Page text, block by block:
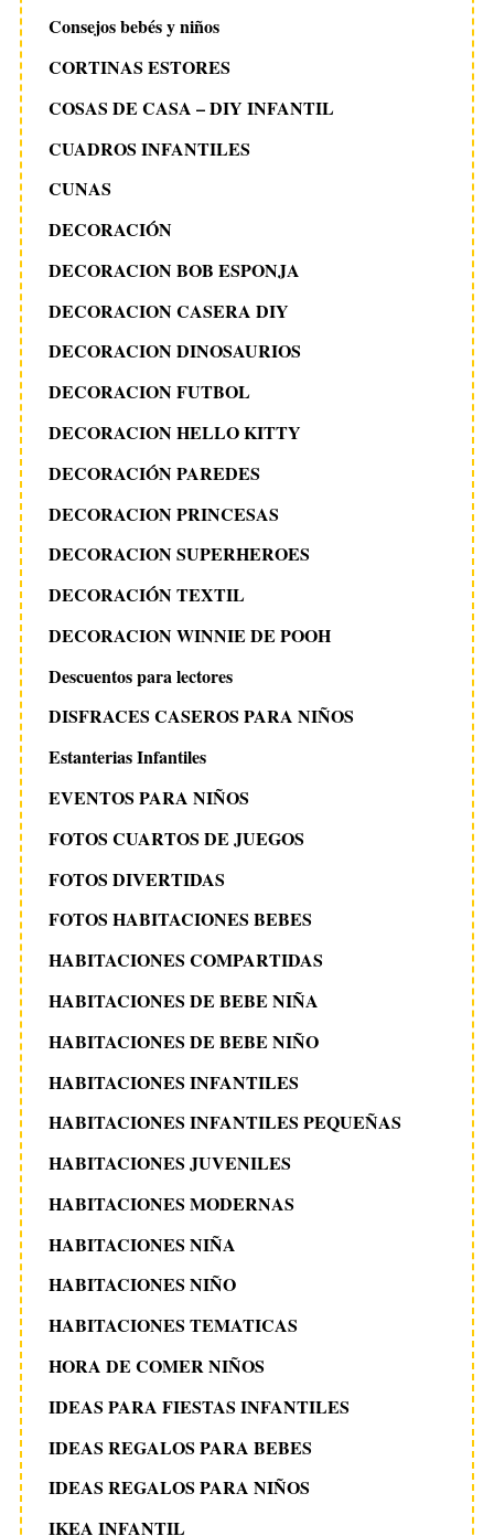
Consejos bebés y niños
CORTINAS ESTORES
COSAS DE CASA – DIY INFANTIL
CUADROS INFANTILES
CUNAS
DECORACIÓN
DECORACION BOB ESPONJA
DECORACION CASERA DIY
DECORACION DINOSAURIOS
DECORACION FUTBOL
DECORACION HELLO KITTY
DECORACIÓN PAREDES
DECORACION PRINCESAS
DECORACION SUPERHEROES
DECORACIÓN TEXTIL
DECORACION WINNIE DE POOH
Descuentos para lectores
DISFRACES CASEROS PARA NIÑOS
Estanterias Infantiles
EVENTOS PARA NIÑOS
FOTOS CUARTOS DE JUEGOS
FOTOS DIVERTIDAS
FOTOS HABITACIONES BEBES
HABITACIONES COMPARTIDAS
HABITACIONES DE BEBE NIÑA
HABITACIONES DE BEBE NIÑO
HABITACIONES INFANTILES
HABITACIONES INFANTILES PEQUEÑAS
HABITACIONES JUVENILES
HABITACIONES MODERNAS
HABITACIONES NIÑA
HABITACIONES NIÑO
HABITACIONES TEMATICAS
HORA DE COMER NIÑOS
IDEAS PARA FIESTAS INFANTILES
IDEAS REGALOS PARA BEBES
IDEAS REGALOS PARA NIÑOS
IKEA INFANTIL